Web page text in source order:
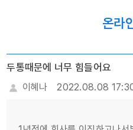
온라
두통때문에 너무 힘들어요
이혜나 2022.08.08